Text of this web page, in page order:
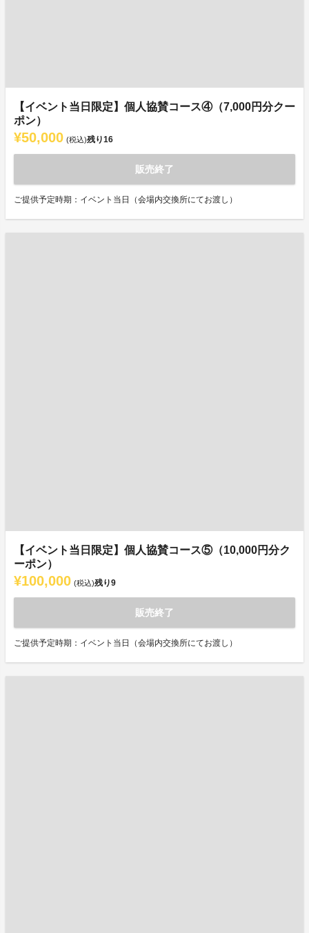
【イベント当日限定】個人協賛コース④（7,000円分クー
ポン）
¥50,000 (税込)残り16
販売終了
ご提供予定時期：イベント当日（会場内交換所にてお渡し）
【イベント当日限定】個人協賛コース⑤（10,000円分ク
ーポン）
¥100,000 (税込)残り9
販売終了
ご提供予定時期：イベント当日（会場内交換所にてお渡し）